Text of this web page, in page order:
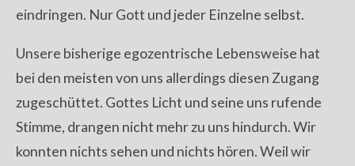
eindringen. Nur Gott und jeder Einzelne selbst.
Unsere bisherige egozentrische Lebensweise hat
bei den meisten von uns allerdings diesen Zugang
zugeschüttet. Gottes Licht und seine uns rufende
Stimme, drangen nicht mehr zu uns hindurch. Wir
konnten nichts sehen und nichts hören. Weil wir